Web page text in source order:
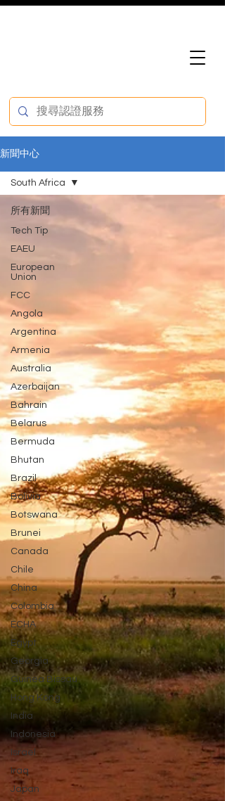
新聞中心
所有新聞
Tech Tip
EAEU
European
Union
FCC
Angola
Argentina
Armenia
Australia
Azerbaijan
Bahrain
Belarus
Bermuda
Bhutan
Brazil
Bolivia
Botswana
Brunei
Canada
Chile
China
Colombia
ECHA
Egypt
Georgia
Guinea Bissau
Hong Kong
India
Indonesia
Israel
Iraq
Japan
South Africa